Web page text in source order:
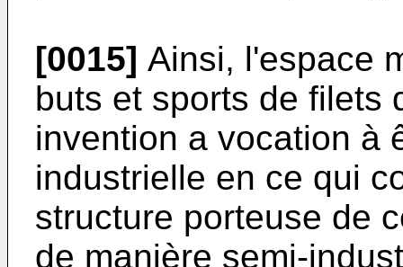
[0015] Ainsi, l'espace
buts et sports de filets
invention a vocation à
industrielle en ce qui
structure porteuse de
de manière semi-